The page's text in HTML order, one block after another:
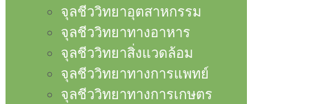
จุลชีววิทยาอุตสาหกรรม
จุลชีววิทยาทางอาหาร
จุลชีววิทยาสิ่งแวดล้อม
จุลชีววิทยาทางการแพทย์
จุลชีววิทยาทางการเกษตร